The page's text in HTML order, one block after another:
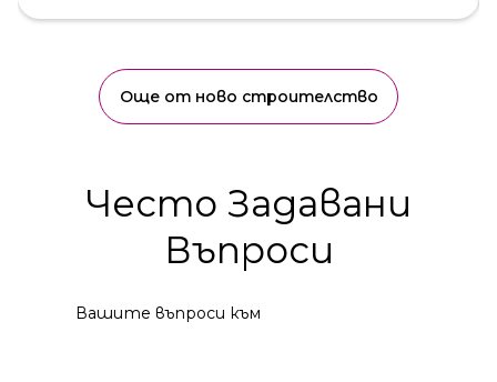
Още от ново строителство
Често Задавани
Въпроси
Вашите въпроси към